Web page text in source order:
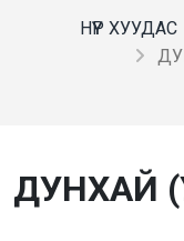
НҮҮР ХУУДАС
ДУНХАЙ